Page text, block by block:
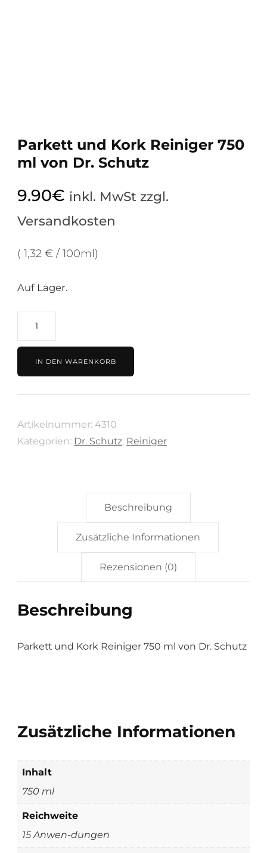
Parkett und Kork Reiniger 750
ml von Dr. Schutz
9.90€ inkl. MwSt zzgl.
Versandkosten
( 1,32 € / 100ml)
Auf Lager.
und
Kork
Reiniger
750
von
Dr.
IN DEN WARENKORB
Artikelnummer: 4310
Kategorien: Dr. Schutz, Reiniger
Beschreibung
Zusätzliche Informationen
Rezensionen (0)
Beschreibung
Parkett und Kork Reiniger 750 ml von Dr. Schutz
Zusätzliche Informationen
Inhalt
750 ml
Reichweite
15 Anwen-dungen